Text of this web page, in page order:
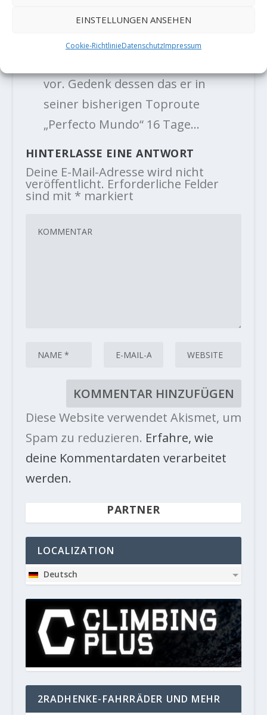
EINSTELLUNGEN ANSEHEN
Cookie-RichtlinieDatenschutzImpressum
Alex Megos mit neuer
Highendroute - Der Kletterblock
vor. Gedenk dessen das er in
seiner bisherigen Toproute
„Perfecto Mundo“ 16 Tage…
HINTERLASSE EINE ANTWORT
Deine E-Mail-Adresse wird nicht
veröffentlicht. Erforderliche Felder
sind mit * markiert
Diese Website verwendet Akismet, um
Spam zu reduzieren. Erfahre, wie
deine Kommentardaten verarbeitet
werden.
PARTNER
LOCALIZATION
Deutsch
2RADHENKE-FAHRRÄDER UND MEHR